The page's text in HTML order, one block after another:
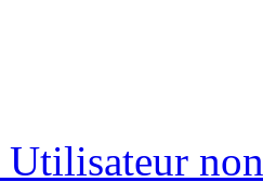
Utilisateur